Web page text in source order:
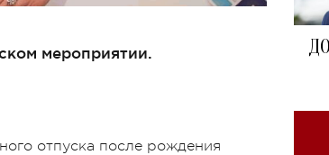
мероприятии.
отпуска после рождения